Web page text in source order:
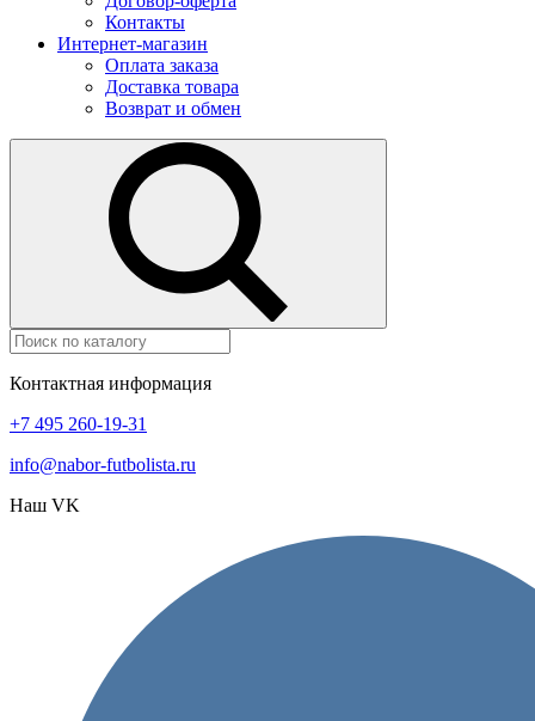
Контакты
Интернет-магазин
Оплата заказа
Доставка товара
Возврат и обмен
Контактная информация
+7 495 260-19-31
info@nabor-futbolista.ru
Наш VK